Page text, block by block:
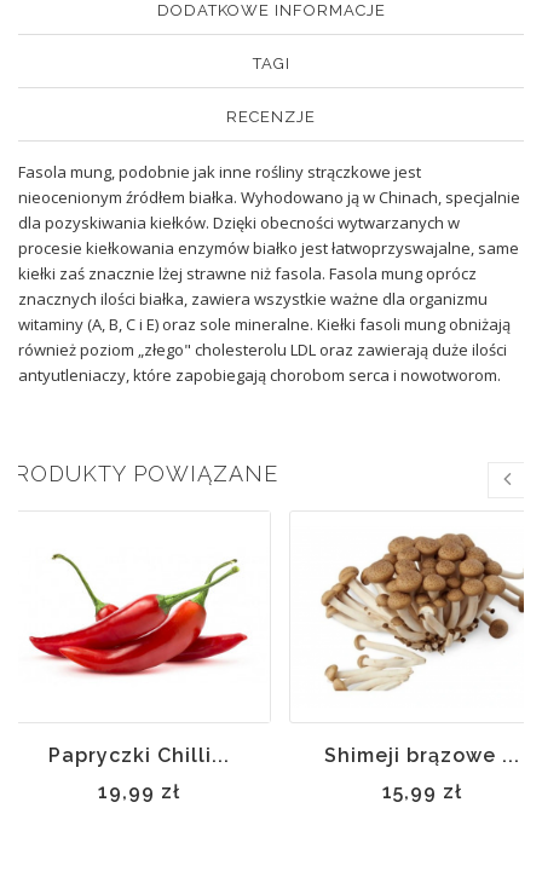
DODATKOWE INFORMACJE
TAGI
RECENZJE
Fasola mung, podobnie jak inne rośliny strączkowe jest
nieocenionym źródłem białka. Wyhodowano ją w Chinach, specjalnie
dla pozyskiwania kiełków. Dzięki obecności wytwarzanych w
procesie kiełkowania enzymów białko jest łatwoprzyswajalne, same
kiełki zaś znacznie lżej strawne niż fasola. Fasola mung oprócz
znacznych ilości białka, zawiera wszystkie ważne dla organizmu
witaminy (A, B, C i E) oraz sole mineralne. Kiełki fasoli mung obniżają
również poziom „złego" cholesterolu LDL oraz zawierają duże ilości
antyutleniaczy, które zapobiegają chorobom serca i nowotworom.
PRODUKTY POWIĄZANE
Papryczki Chilli...
19,99 zł
Shimeji brązowe ...
15,99 zł